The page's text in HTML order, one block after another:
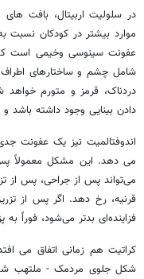
در سلولیت اربیتال، بافت
موارد بیشتر در کودکان نسبت
عفونت سینوسی وخیمی است
شامل چشم و ساختارهای
دردناک، قرمز و متورم
دادن بینایی وجود داشته باشد
اندوفتالمیت نیز یک عفونت
می دهد. این مشکل معمولاً پس
می‌تواند پس از جراحی، پس
قرنیه، رخ دهد. اگر پس از
فزاینده‌ای بدتر می‌شود، فوراً
کراتیت هم زمانی اتفاق می
شکل جلوی مردمک - ملتهب